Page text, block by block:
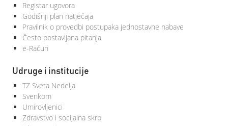
Registar ugovora
Godišnji plan natječaja
Pravilnik o provedbi postupaka jednostavne nabave
Često postavljana pitanja
e-Račun
Udruge i institucije
TZ Sveta Nedelja
Svenkom
Umirovljenici
Zdravstvo i socijalna skrb